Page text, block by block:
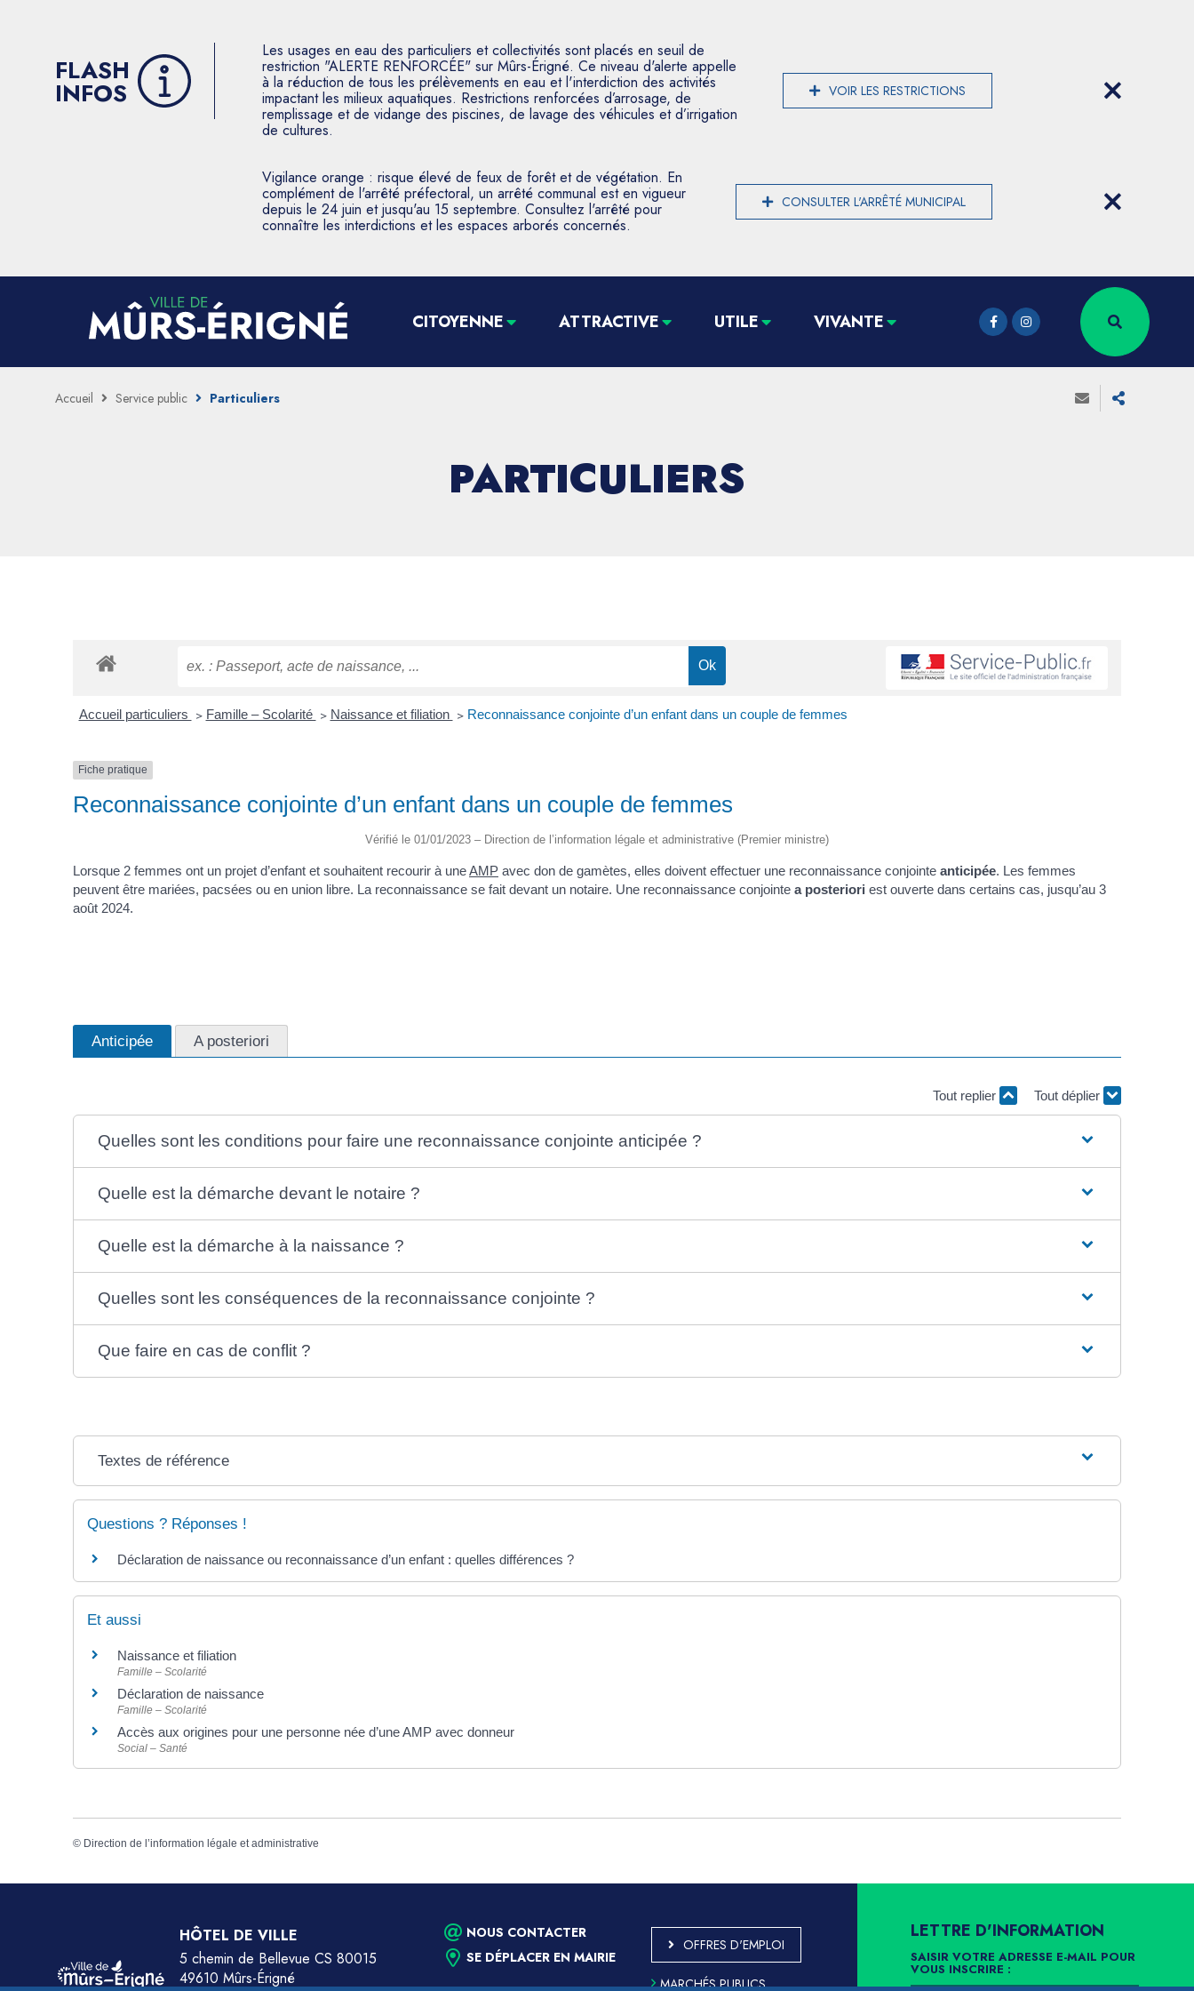
FLASH
INFOS
Les usages en eau des particuliers et collectivités sont placés en seuil de
restriction "ALERTE RENFORCÉE" sur Mûrs-Érigné. Ce niveau d'alerte appelle
à la réduction de tous les prélèvements en eau et l'interdiction des activités
impactant les milieux aquatiques. Restrictions renforcées d’arrosage, de
remplissage et de vidange des piscines, de lavage des véhicules et d’irrigation
de cultures.
VOIR LES RESTRICTIONS
Vigilance orange : risque élevé de feux de forêt et de végétation. En
complément de l'arrêté préfectoral, un arrêté communal est en vigueur
depuis le 24 juin et jusqu'au 15 septembre. Consultez l'arrêté pour
connaître les interdictions et les espaces arborés concernés.
CONSULTER L'ARRÊTÉ MUNICIPAL
CITOYENNE ATTRACTIVE UTILE VIVANTE
Accueil Service public Particuliers
PARTICULIERS
Accueil particuliers > Famille – Scolarité > Naissance et filiation > Reconnaissance conjointe d’un enfant dans un couple de femmes
Fiche pratique
Reconnaissance conjointe d’un enfant dans un couple de femmes
Vérifié le 01/01/2023 – Direction de l’information légale et administrative (Premier ministre)
Lorsque 2 femmes ont un projet d’enfant et souhaitent recourir à uneAMP avec don de gamètes, elles doivent effectuer une reconnaissance conjointe anticipée. Les femmes
peuvent être mariées, pacsées ou en union libre. La reconnaissance se fait devant un notaire. Une reconnaissance conjointe a posteriori est ouverte dans certains cas, jusqu’au 3
août 2024.
Anticipée A posteriori
Tout replier Tout déplier
Quelles sont les conditions pour faire une reconnaissance conjointe anticipée ?
Quelle est la démarche devant le notaire ?
Quelle est la démarche à la naissance ?
Quelles sont les conséquences de la reconnaissance conjointe ?
Que faire en cas de conflit ?
Textes de référence
Questions ? Réponses !
Déclaration de naissance ou reconnaissance d’un enfant : quelles différences ?
Et aussi
Naissance et filiation
Famille – Scolarité
Déclaration de naissance
Famille – Scolarité
Accès aux origines pour une personne née d’une AMP avec donneur
Social – Santé
© Direction de l’information légale et administrative
HÔTEL DE VILLE
5 chemin de Bellevue CS 80015
49610 Mûrs-Érigné
NOUS CONTACTER
SE DÉPLACER EN MAIRIE
OFFRES D'EMPLOI
MARCHÉS PUBLICS
LETTRE D'INFORMATION
SAISIR VOTRE ADRESSE E-MAIL POUR
VOUS INSCRIRE :